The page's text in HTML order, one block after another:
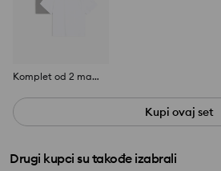
Komplet od 2 majice kratkih rukava Active
Kupi ovaj set
Drugi kupci su takođe izabrali